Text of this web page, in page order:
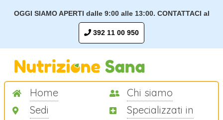
OGGI SIAMO APERTI dalle 9:00 alle 13:00. CONTATTACI al
392 11 00 950
Home
Chi siamo
Sedi
Specializzati in